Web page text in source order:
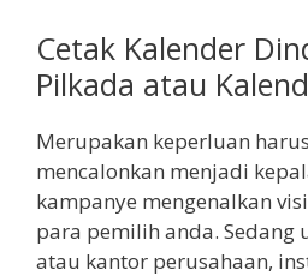
Cetak Kalender
Pilkada atau
Merupakan keperluan
mencalonkan menjadi
kampanye mengenalkan
para pemilih anda. Sedang
atau kantor perusahaan,